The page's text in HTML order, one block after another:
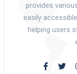
provides
easily
helping users